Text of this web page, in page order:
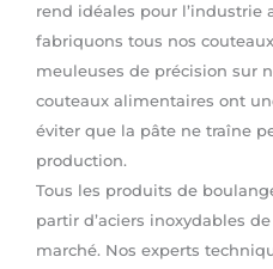
rend idéales pour l’industrie
fabriquons tous nos
meuleuses de précision sur
couteaux alimentaires ont
éviter que la pâte ne traîne
production.
Tous les produits de
partir d’aciers inoxydables
marché. Nos experts